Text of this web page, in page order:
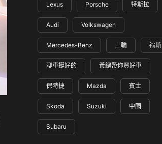
Lexus Porsche 特斯拉
Audi Volkswagen
Mercedes-Benz 二輪 福斯
聊車挺好的 黃總帶你買好車
保時捷 Mazda 賓士
Skoda Suzuki 中國
Subaru